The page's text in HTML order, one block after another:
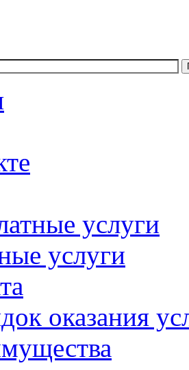
услуги
услуги
оказания